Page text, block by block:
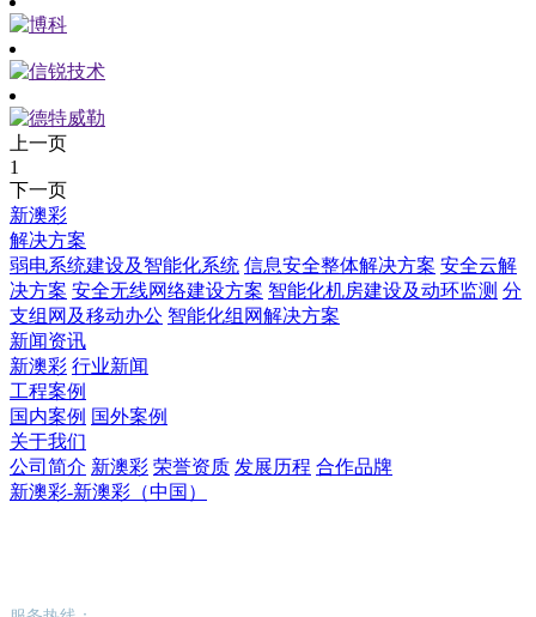
上一页
1
下一页
新澳彩
解决方案
弱电系统建设及智能化系统 信息安全整体解决方案 安全云解
决方案 安全无线网络建设方案 智能化机房建设及动环监测 分
支组网及移动办公 智能化组网解决方案
新闻资讯
新澳彩 行业新闻
工程案例
国内案例 国外案例
关于我们
公司简介 新澳彩 荣誉资质 发展历程 合作品牌
新澳彩-新澳彩（中国）